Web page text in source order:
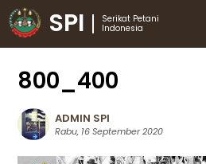
SPI
Serikat Petani
Indonesia
800_400
ADMIN SPI
Rabu, 16 September 2020